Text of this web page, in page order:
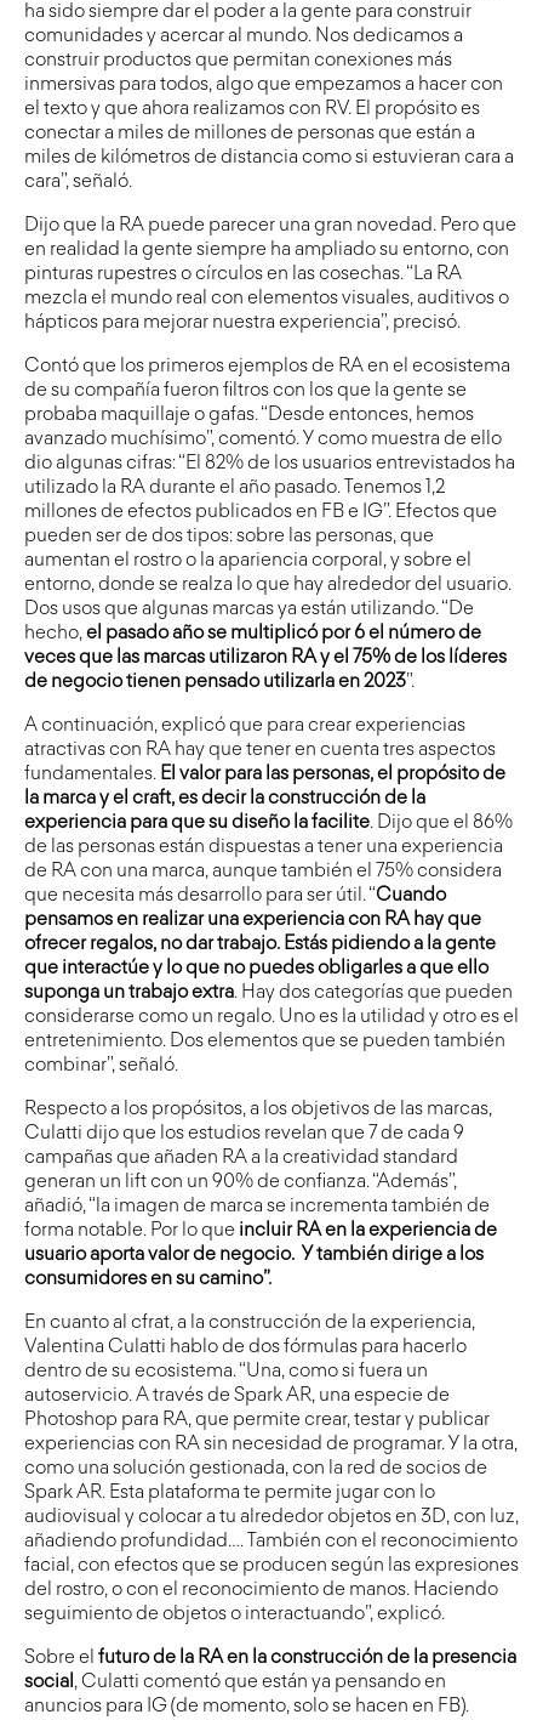
ha sido siempre dar el poder a la gente para construir
comunidades y acercar al mundo. Nos dedicamos a
construir productos que permitan conexiones más
inmersivas para todos, algo que empezamos a hacer con
el texto y que ahora realizamos con RV. El propósito es
conectar a miles de millones de personas que están a
miles de kilómetros de distancia como si estuvieran cara a
cara”, señaló.
Dijo que la RA puede parecer una gran novedad. Pero que
en realidad la gente siempre ha ampliado su entorno, con
pinturas rupestres o círculos en las cosechas. “La RA
mezcla el mundo real con elementos visuales, auditivos o
hápticos para mejorar nuestra experiencia”, precisó.
Contó que los primeros ejemplos de RA en el ecosistema
de su compañía fueron filtros con los que la gente se
probaba maquillaje o gafas. “Desde entonces, hemos
avanzado muchísimo”, comentó. Y como muestra de ello
dio algunas cifras: “El 82% de los usuarios entrevistados ha
utilizado la RA durante el año pasado. Tenemos 1,2
millones de efectos publicados en FB e IG”. Efectos que
pueden ser de dos tipos: sobre las personas, que
aumentan el rostro o la apariencia corporal, y sobre el
entorno, donde se realza lo que hay alrededor del usuario.
Dos usos que algunas marcas ya están utilizando. “De
hecho,el pasado año se multiplicó por 6 el número de
veces que las marcas utilizaron RA y el 75% de los líderes
de negocio tienen pensado utilizarla en 2023”.
A continuación, explicó que para crear experiencias
atractivas con RA hay que tener en cuenta tres aspectos
fundamentales. El valor para las personas, el propósito de
la marca y el craft, es decir la construcción de la
experiencia para que su diseño la facilite. Dijo que el 86%
de las personas están dispuestas a tener una experiencia
de RA con una marca, aunque también el 75% considera
que necesita más desarrollo para ser útil. “Cuando
pensamos en realizar una experiencia con RA hay que
ofrecer regalos, no dar trabajo. Estás pidiendo a la gente
que interactúe y lo que no puedes obligarles a que ello
suponga un trabajo extra. Hay dos categorías que pueden
considerarse como un regalo. Uno es la utilidad y otro es el
entretenimiento. Dos elementos que se pueden también
combinar”, señaló.
Respecto a los propósitos, a los objetivos de las marcas,
Culatti dijo que los estudios revelan que 7 de cada 9
campañas que añaden RA a la creatividad standard
generan un lift con un 90% de confianza. “Además”,
añadió, “la imagen de marca se incrementa también de
forma notable. Por lo que incluir RA en la experiencia de
usuario aporta valor de negocio. Y también dirige a los
consumidores en su camino”.
En cuanto al cfrat, a la construcción de la experiencia,
Valentina Culatti hablo de dos fórmulas para hacerlo
dentro de su ecosistema. “Una, como si fuera un
autoservicio. A través de Spark AR, una especie de
Photoshop para RA, que permite crear, testar y publicar
experiencias con RA sin necesidad de programar. Y la otra,
como una solución gestionada, con la red de socios de
Spark AR. Esta plataforma te permite jugar con lo
audiovisual y colocar a tu alrededor objetos en 3D, con luz,
añadiendo profundidad…. También con el reconocimiento
facial, con efectos que se producen según las expresiones
del rostro, o con el reconocimiento de manos. Haciendo
seguimiento de objetos o interactuando”, explicó.
Sobre el futuro de la RA en la construcción de la presencia
social , Culatti comentó que están ya pensando en
anuncios para IG (de momento, solo se hacen en FB).